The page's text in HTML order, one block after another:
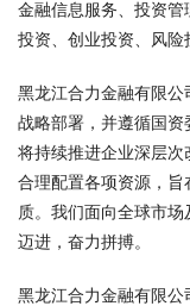
金融信息服务、投资
投资、创业投资、风险
黑龙江合力金融有限
战略部署，并遵循国资
将持续推进企业深层次
合理配置各项资源，
质。我们面向全球市
迈进，奋力拼搏。
黑龙江合力金融有限